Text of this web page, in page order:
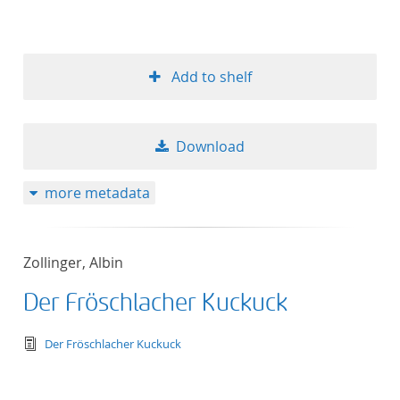
Add to shelf
Download
more metadata
Zollinger, Albin
Der Fröschlacher Kuckuck
text/tg.edition+tg.aggregation+xml
Der Fröschlacher Kuckuck